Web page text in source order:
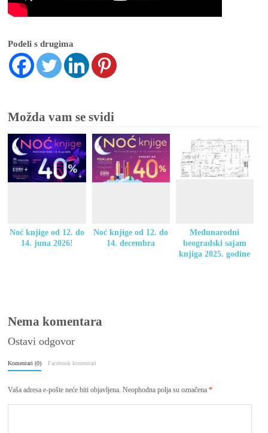
Podeli s drugima
Možda vam se svidi
Noć knjige od 12. do
14. juna 2026!
Noć knjige od 12. do
14. decembra
Međunarodni
beogradski sajam
knjiga 2025. godine
Nema komentara
Ostavi odgovor
Komentari (0) Facebook komentari
Vaša adresa e-pošte neće biti objavljena. Neophodna polja su označena*